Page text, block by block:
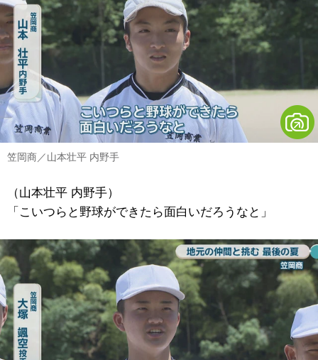
笠岡商／山本壮平 内野手
（山本壮平 内野手）
「こいつらと野球ができたら面白いだろうなと」